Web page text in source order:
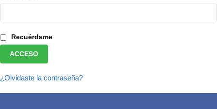
Recuérdame
ACCESO
¿Olvidaste la contraseña?